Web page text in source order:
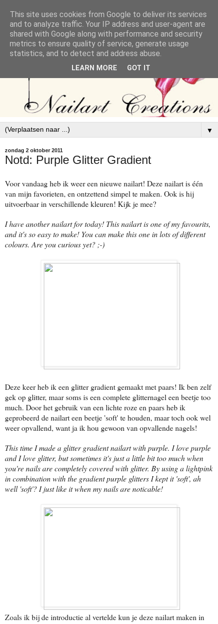
▼
zondag 2 oktober 2011
Notd: Purple Glitter Gradient
Voor vandaag heb ik weer een nieuwe nailart! Deze nailart is één
van mijn favorieten, en ontzettend simpel te maken. Ook is hij
uitvoerbaar in verschillende kleuren! Kijk je mee?
I have another nailart for today! This nailart is one of my favourits,
and it's so easy to make! You can make this one in lots of different
colours. Are you curious yet? ;-)
Deze keer heb ik een glitter gradient gemaakt met paars! Ik ben zelf
gek op glitter, maar soms is een complete glitternagel een beetje too
much. Door het gebruik van een lichte roze en paars heb ik
geprobeerd de nailart een beetje 'soft' te houden, maar toch ook wel
weer opvallend, want ja ik hou gewoon van opvallende nagels!
This time I made a glitter gradient nailart with purple. I love purple
and I love glitter, but sometimes it's just a little bit too much when
you're nails are completely covered with glitter. By using a lightpink
in combination with the gradient purple glitters I kept it 'soft', ah
well 'soft'? I just like it when my nails are noticable!
Zoals ik bij de introductie al vertelde kun je deze nailart maken in
This site uses cookies from Google to deliver its services
and to analyze traffic. Your IP address and user-agent are
shared with Google along with performance and security
metrics to ensure quality of service, generate usage
statistics, and to detect and address abuse.
LEARN MORE GOT IT